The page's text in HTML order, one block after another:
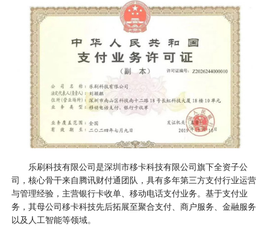
乐刷科技有限公司是深圳市移卡科技有限公司旗下全资子公
司，核心骨干来自腾讯财付通团队，具有多年第三方支付行业运营
与管理经验，主营银行卡收单、移动电话支付业务。基于支付业
务，其母公司移卡科技先后拓展至聚合支付、商户服务、金融服务
以及人工智能等领域。